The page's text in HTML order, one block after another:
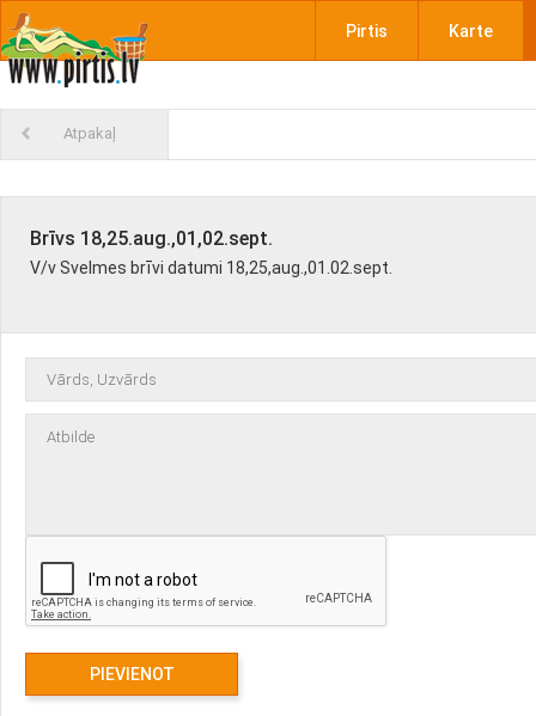
Pirtis Karte
Atpakaļ
Brīvs 18,25.aug.,01,02.sept.
V/v Svelmes brīvi datumi 18,25,aug.,01.02.sept.